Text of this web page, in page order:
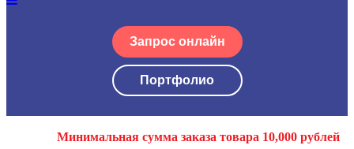
Запрос онлайн
Портфолио
Минимальная сумма заказа товара 10,000 рублей